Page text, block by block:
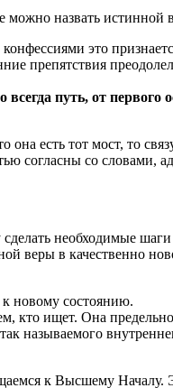
назвать истинной
это
препятствия
всегда путь, от
есть тот мост, то
согласны со
необходимые
веры в качественно
новому состоянию.
кто ищет. Она
называемого
к Высшему